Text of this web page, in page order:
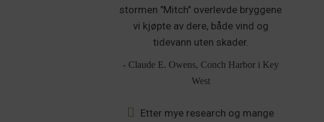
stormen "Mitch" overlevde bryggene
vi kjøpte av dere, både vind og
tidevann uten skader.
- Claude E. Owens, Conch Harbor i Key
West
Etter mye research og mange